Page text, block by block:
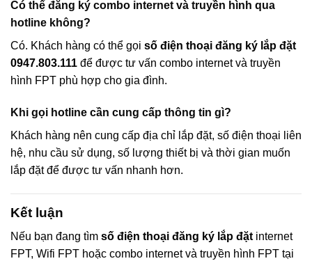
Có thể đăng ký combo internet và truyền hình qua
hotline không?
Có. Khách hàng có thể gọi số điện thoại đăng ký lắp đặt
0947.803.111 để được tư vấn combo internet và truyền
hình FPT phù hợp cho gia đình.
Khi gọi hotline cần cung cấp thông tin gì?
Khách hàng nên cung cấp địa chỉ lắp đặt, số điện thoại liên
hệ, nhu cầu sử dụng, số lượng thiết bị và thời gian muốn
lắp đặt để được tư vấn nhanh hơn.
Kết luận
Nếu bạn đang tìm số điện thoại đăng ký lắp đặt internet
FPT, Wifi FPT hoặc combo internet và truyền hình FPT tại